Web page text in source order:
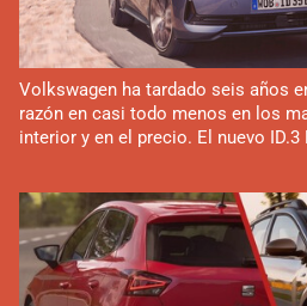
Volkswagen ha tardado seis años
razón en casi todo menos en los
interior y en el precio. El nuevo ID.3